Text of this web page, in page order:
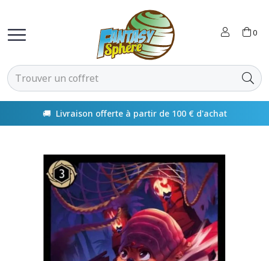
0
🚚 Livraison offerte à partir de 100 € d'achat